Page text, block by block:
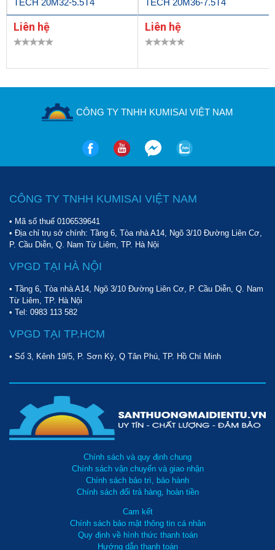
TECH 20M32-5.5T4
Liên hệ
TECH 20M36-7.5T4
Liên hệ
CÔNG TY TNHH KUMISAI VIỆT NAM
CÔNG TY TNHH KUMISAI VIỆT NAM
• Mã số thuế 0106539641
• Địa chỉ trụ sở chính: Tầng 6, Tòa nhà A14, Ngõ 3/10 Đường Liên Cơ,
P. Cầu Diễn, Q. Nam Từ Liêm, TP. Hà Nội
VPGD TẠI HÀ NỘI
• Tầng 6, Tòa nhà A14, Ngõ 3/10 Đường Liên Cơ, P. Cầu Diễn, Q. Nam
Từ Liêm, TP. Hà Nội
• Tel: 0983 113 582
VPGD TẠI TP.HCM
• Số 3, Kênh 19/5, P. Sơn Kỳ, Q Tân Phú, TP. Hồ Chí Minh
Chính sách và quy định chung
Chính sách vận chuyển và giao nhận
Chính sách bảo trì, bảo hành
Chính sách đổi trả hàng, hoàn tiền
Cam kết
Chính sách bảo mật thông tin cá nhân
Quy định về hình thức thanh toán
Hướng dẫn thanh toán